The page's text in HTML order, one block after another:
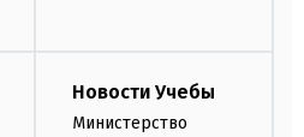
Новости Учебы
Министерство